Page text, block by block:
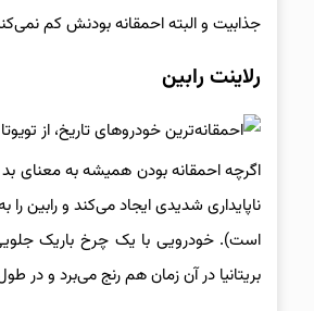
جذابیت و البته احمقانه بودنش کم
رلاینت رابین
اگرچه احمقانه بودن همیشه به معنای
ناپایداری شدیدی ایجاد می‌کند و
است). خودرویی با یک چرخ باریک
بریتانیا در آن زمان هم رنج می‌برد و